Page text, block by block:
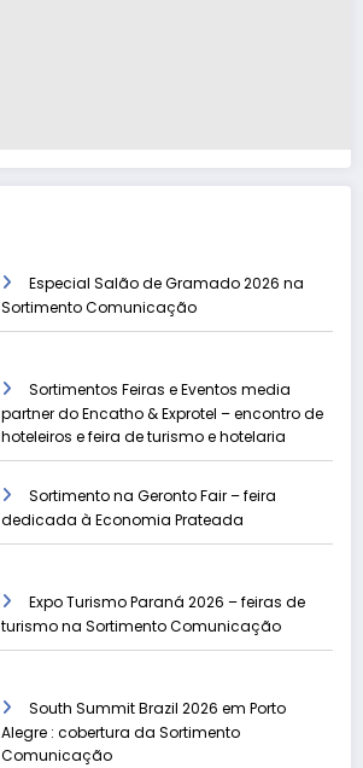
Especial Salão de Gramado 2026 na
Sortimento Comunicação
Sortimentos Feiras e Eventos media
partner do Encatho & Exprotel – encontro de
hoteleiros e feira de turismo e hotelaria
Sortimento na Geronto Fair – feira
dedicada à Economia Prateada
Expo Turismo Paraná 2026 – feiras de
turismo na Sortimento Comunicação
South Summit Brazil 2026 em Porto
Alegre : cobertura da Sortimento
Comunicação